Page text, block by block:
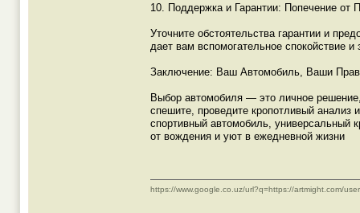
10. Поддержка и Гарантии: Попечение от
Уточните обстоятельства гарантии и
дает вам вспомогательное спокойствие
Заключение: Ваш Автомобиль, Ваши
Выбор автомобиля — это личное
спешите, проведите кропотливый
спортивный автомобиль, универсальный
от вождения и уют в ежедневной жизни
https://www.google.co.uz/url?q=https://artmight.com/